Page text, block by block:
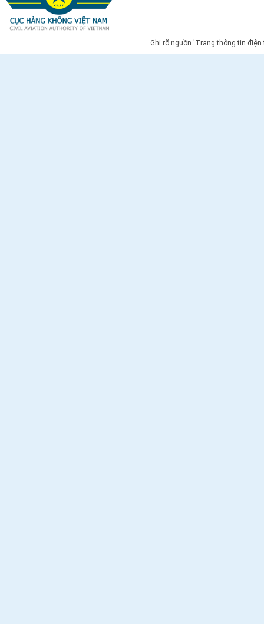
Ghi rõ nguồn 'Trang thông tin